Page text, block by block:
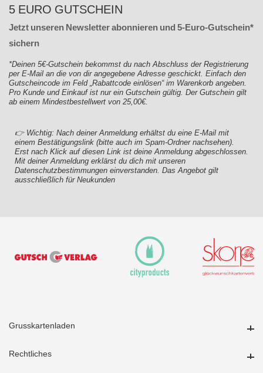
5 EURO GUTSCHEIN
Jetzt unseren Newsletter abonnieren und 5-Euro-Gutschein*
sichern
*Deinen 5€-Gutschein bekommst du nach Abschluss der Registrierung
per E-Mail an die von dir angegebene Adresse geschickt. Einfach den
Gutscheincode im Feld „Rabattcode einlösen“ im Warenkorb angeben.
Pro Kunde und Einkauf ist nur ein Gutschein gültig. Der Gutschein gilt
ab einem Mindestbestellwert von 25,00€.
👉 Wichtig: Nach deiner Anmeldung erhältst du eine E-Mail mit
einem Bestätigungslink (bitte auch im Spam-Ordner nachsehen).
Erst nach Klick auf diesen Link ist deine Anmeldung abgeschlossen.
Mit deiner Anmeldung erklärst du dich mit unseren
Datenschutzbestimmungen einverstanden. Das Angebot gilt
ausschließlich für Neukunden
Grusskartenladen
Rechtliches